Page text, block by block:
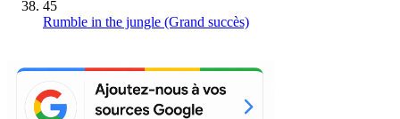
45
Rumble in the jungle (Grand succès)